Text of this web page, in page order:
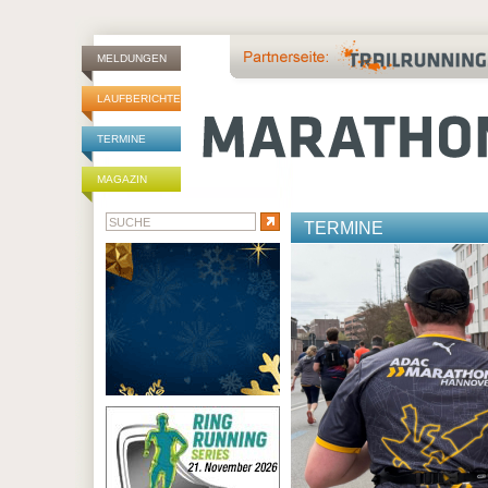
MELDUNGEN
LAUFBERICHTE
TERMINE
MAGAZIN
TERMINE